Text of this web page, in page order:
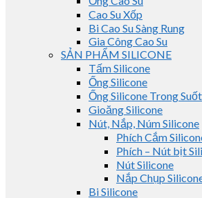
Cao Su Xốp
Bi Cao Su Sàng Rung
Gia Công Cao Su
SẢN PHẨM SILICONE
Tấm Silicone
Ống Silicone
Ống Silicone Trong Suốt
Gioăng Silicone
Nút, Nắp, Núm Silicone
Phích Cắm
Phích – Nút bịt
Nút Silicone
Nắp Chụp
Bi Silicone